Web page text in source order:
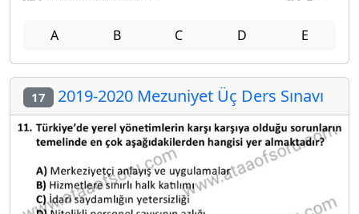
A B C D E
17 2019-2020 Mezuniyet Üç Ders Sınavı